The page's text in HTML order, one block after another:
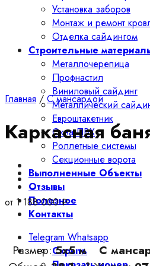
Установка заборов
Монтаж и ремонт
Отделка сайдингом
Строительные
Металлочерепица
Профнастил
Виниловый сайдинг
Металлический
Евроштакетник
Окна ПВХ
Роллетные системы
Секционные ворота
Выполненные Объекты
Отзывы
Полезное
Контакты
Telegram Whatsapp
Скрыть
Главная / С мансардой
Каркасная
от 1 188 000₽
Размер:5х5 м
С